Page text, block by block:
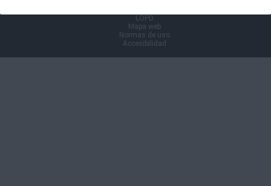
LOPD
Mapa web
Normas de uso
Accesibilidad